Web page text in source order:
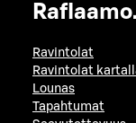
Ravintolat
Ravintolat
Lounas
Tapahtumat